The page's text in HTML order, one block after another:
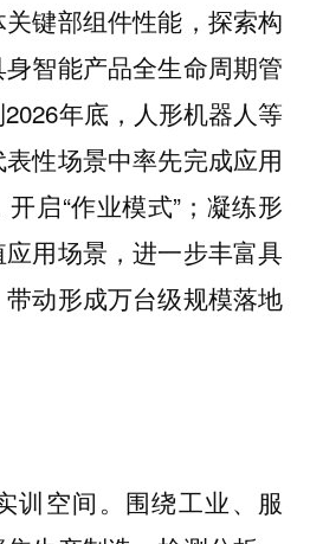
键部组件性能，探索构
智能产品全生命周期管
年底，人形机器人等
性场景中率先完成应用
启“作业模式”；凝练形
用场景，进一步丰富具
动形成万台级规模落地
训空间。 围绕工业、服